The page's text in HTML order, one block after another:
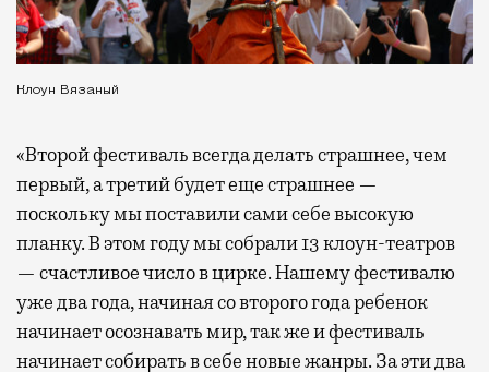
Клоун Вязаный
«Второй фестиваль всегда делать страшнее, чем
первый, а третий будет еще страшнее —
поскольку мы поставили сами себе высокую
планку. В этом году мы собрали 13 клоун-театров
— счастливое число в цирке. Нашему фестивалю
уже два года, начиная со второго года ребенок
начинает осознавать мир, так же и фестиваль
начинает собирать в себе новые жанры. За эти два